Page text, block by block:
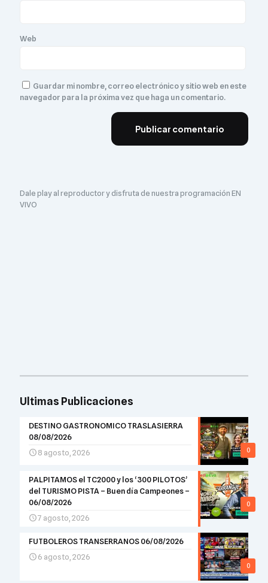
Web
Guardar mi nombre, correo electrónico y sitio web en este
navegador para la próxima vez que haga un comentario.
Dale play al reproductor y disfruta de nuestra programación EN
VIVO
Ultimas Publicaciones
0
DESTINO GASTRONOMICO TRASLASIERRA
08/08/2026
8 agosto, 2026
0
PALPITAMOS el TC2000 y los ‘300 PILOTOS’
del TURISMO PISTA – Buen día Campeones –
06/08/2026
7 agosto, 2026
0
FUTBOLEROS TRANSERRANOS 06/08/2026
6 agosto, 2026